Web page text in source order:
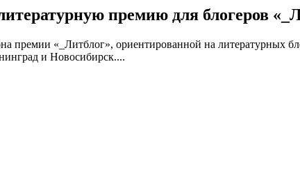
премию для блогеров
премии «_Литблог», ориентированной на литературных
и Новосибирск....